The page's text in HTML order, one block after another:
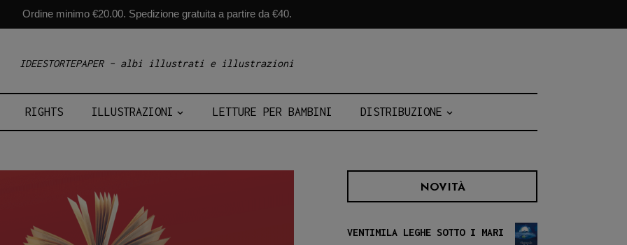
Ordine minimo €20.00. Spedizione gratuita a partire da €40.
IDEESTORTEPAPER – albi illustrati e illustrazioni
RIGHTS ILLUSTRAZIONI LETTURE PER BAMBINI DISTRIBUZIONE
NOVITÀ
VENTIMILA LEGHE SOTTO I MARI